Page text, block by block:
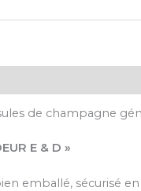
de champagne
E & D »
emballé, sécurisé